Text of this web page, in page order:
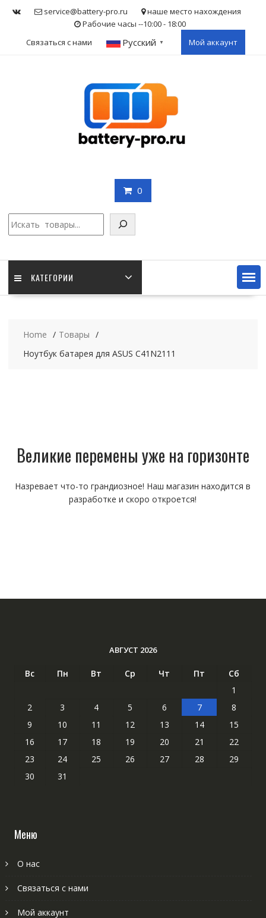
service@battery-pro.ru
наше место нахождения
Рабочие часы --10:00 - 18:00
Связаться с нами
Русский ▼ Мой аккаунт
0
КАТЕГОРИИ
Home
Товары
Ноутбук батарея для ASUS C41N2111
Великие перемены уже на горизонте
Назревает что-то грандиозное! Наш магазин находится в
разработке и скоро откроется!
АВГУСТ 2026
Вс Пн Вт Ср Чт Пт
Сб
1
2
3 4 5 6 7
8
9
10 11 12 13 14
15
16
17 18 19 20 21
22
23
24 25 26 27 28
29
30
31
Меню
О нас
Связаться с нами
Мой аккаунт